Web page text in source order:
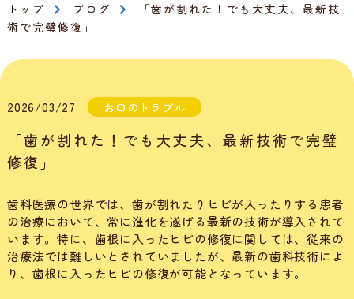
トップ ブログ
「歯が割れた！でも大丈夫、最新技
術で完璧修復」
2026/03/27 お口のトラブル
「歯が割れた！でも大丈夫、最新技術で完璧
修復」
歯科医療の世界では、歯が割れたりヒビが入ったりする患者
の治療において、常に進化を遂げる最新の技術が導入されて
います。特に、歯根に入ったヒビの修復に関しては、従来の
治療法では難しいとされていましたが、最新の歯科技術によ
り、歯根に入ったヒビの修復が可能となっています。